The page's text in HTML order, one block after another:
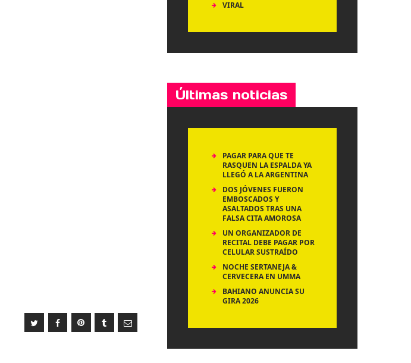
VIRAL
Últimas noticias
PAGAR PARA QUE TE
RASQUEN LA ESPALDA YA
LLEGÓ A LA ARGENTINA
DOS JÓVENES FUERON
EMBOSCADOS Y
ASALTADOS TRAS UNA
FALSA CITA AMOROSA
UN ORGANIZADOR DE
RECITAL DEBE PAGAR POR
CELULAR SUSTRAÍDO
NOCHE SERTANEJA &
CERVECERA EN UMMA
BAHIANO ANUNCIA SU
GIRA 2026